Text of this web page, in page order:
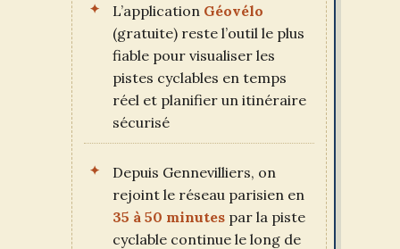
L’application Géovélo
(gratuite) reste l’outil le plus
fiable pour visualiser les
pistes cyclables en temps
réel et planifier un itinéraire
sécurisé
Depuis Gennevilliers, on
rejoint le réseau parisien en
35 à 50 minutes par la piste
cyclable continue le long de